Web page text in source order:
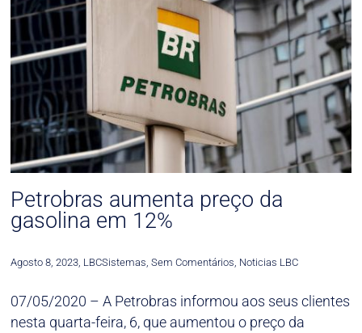
Petrobras aumenta preço da
gasolina em 12%
Agosto 8, 2023, LBCSistemas, Sem Comentários, Noticias LBC
07/05/2020 – A Petrobras informou aos seus clientes
nesta quarta-feira, 6, que aumentou o preço da